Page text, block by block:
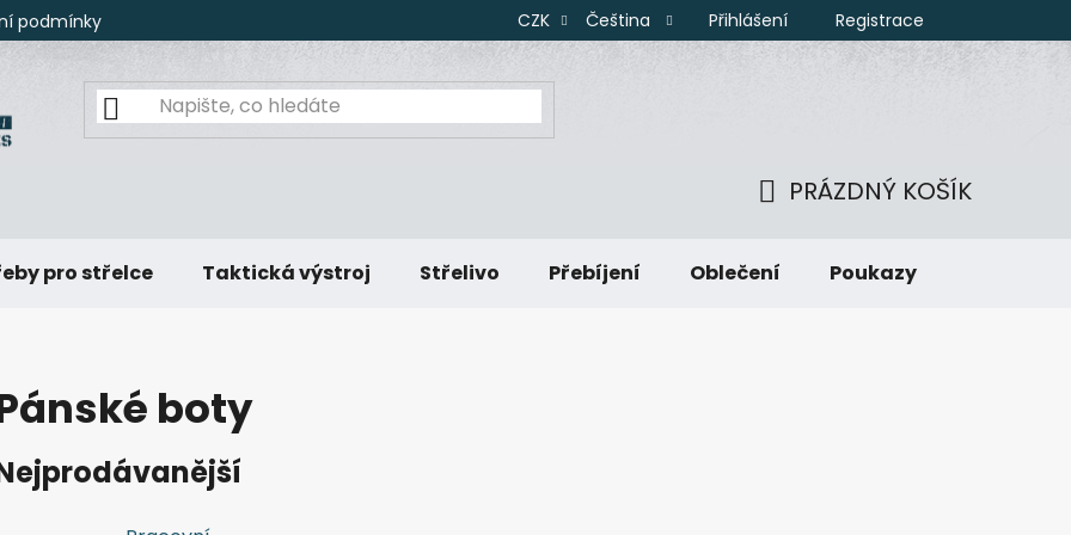
podmínky CZK Čeština Přihlášení Registrace
KOŠÍK
PRÁZDNÝ KOŠÍK
pro střelce Taktická výstroj Střelivo Přebíjení Oblečení Poukazy
boty